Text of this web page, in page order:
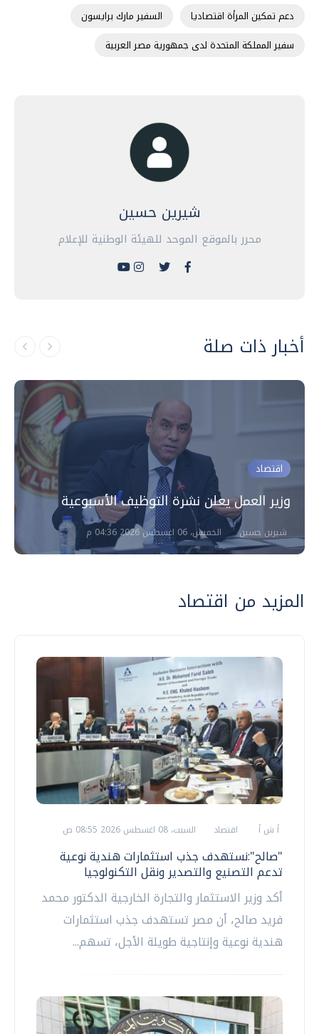
دعم تمكين المرأة اقتصاديا
السفير مارك برايسون
سفير المملكة المتحدة لدى جمهورية مصر العربية
شيرين حسين
محرر بالموقع الموحد للهيئة الوطنية للإعلام
أخبار ذات صلة
اقتصاد
وزير العمل يعلن نشرة التوظيف الأسبوعية
شيرين حسين الخميس، 06 اغسطس 2026 04:36 م
المزيد من اقتصاد
أ ش أ اقتصاد السبت، 08 اغسطس 2026 08:55 ص
"صالح":نستهدف جذب استثمارات هندية نوعية
تدعم التصنيع والتصدير ونقل التكنولوجيا
أكد وزير الاستثمار والتجارة الخارجية الدكتور محمد
فريد صالح، أن مصر تستهدف جذب استثمارات
هندية نوعية وإنتاجية طويلة الأجل، تسهم...